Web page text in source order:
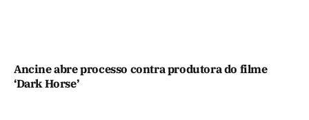
Ancine abre processo contra produtora do filme
‘Dark Horse’